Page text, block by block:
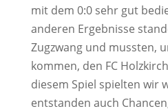
mit dem 0:0 sehr gut
anderen Ergebnisse
Zugzwang und mussten,
kommen, den FC
diesem Spiel spielten wir
entstanden auch